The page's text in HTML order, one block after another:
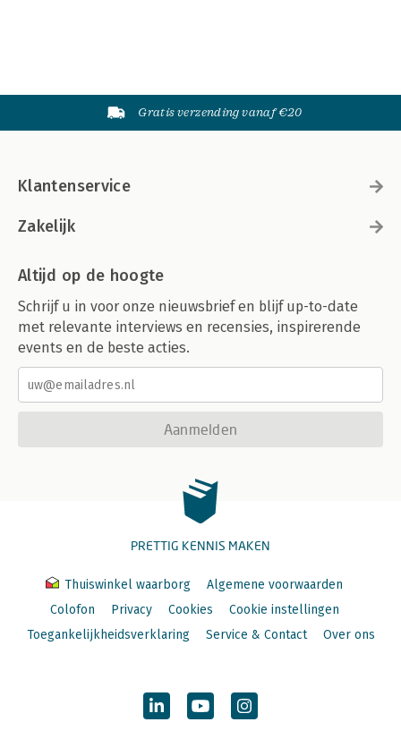
Gratis verzending vanaf €20
Klantenservice
Zakelijk
Altijd op de hoogte
Schrijf u in voor onze nieuwsbrief en blijf up-to-date
met relevante interviews en recensies, inspirerende
events en de beste acties.
Aanmelden
PRETTIG KENNIS MAKEN
Thuiswinkel waarborg
Algemene voorwaarden
Colofon
Privacy Cookies
Cookie instellingen
Toegankelijkheidsverklaring
Service & Contact Over ons